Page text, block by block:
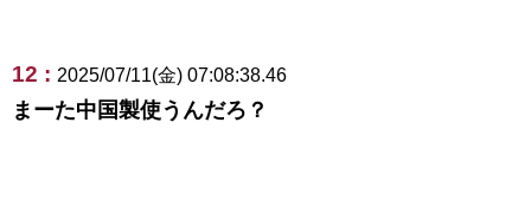
12 : 2025/07/11(金) 07:08:38.46
まーた中国製使うんだろ？